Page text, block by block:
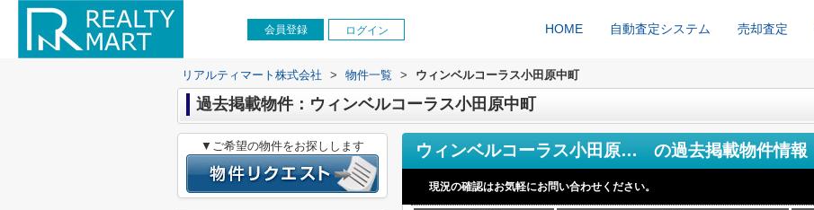
会員登録 ログイン HOME 自動査定システム 売却査定
リアルティマート株式会社 > 物件一覧 > ウィンベルコーラス小田原中町
過去掲載物件：ウィンベルコーラス小田原中町
ウィンベルコーラス小田原中町 の過去掲載物件情報
現況の確認はお気軽にお問い合わせください。
▼ご希望の物件をお探しします